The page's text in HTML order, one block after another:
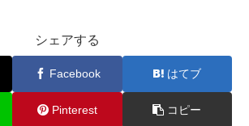
シェアする
Facebook はてブ
Pinterest コピー